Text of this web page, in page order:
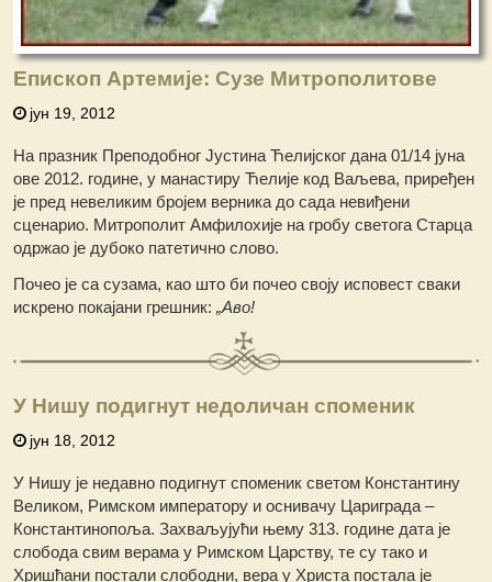
Епископ Артемије: Сузе Митрополитове
јун 19, 2012
На празник Преподобног Јустина Ћелијског дана 01/14 јуна
ове 2012. године, у манастиру Ћелије код Ваљева, приређен
је пред невеликим бројем верника до сада невиђени
сценарио. Митрополит Амфилохије на гробу светога Старца
одржао је дубоко патетично слово.
Почео је са сузама, као што би почео своју исповест сваки
искрено покајани грешник:„Аво!
У Нишу подигнут недоличан споменик
јун 18, 2012
У Нишу је недавно подигнут споменик светом Константину
Великом, Римском императору и оснивачу Цариграда –
Константинопоља. Захваљујући њему 313. године дата је
слобода свим верама у Римском Царству, те су тако и
Хришћани постали слободни, вера у Христа постала је